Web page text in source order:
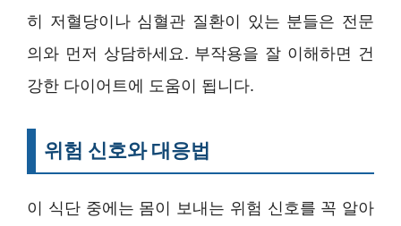
히 저혈당이나 심혈관 질환이 있는 분들은 전문
의와 먼저 상담하세요. 부작용을 잘 이해하면 건
강한 다이어트에 도움이 됩니다.
위험 신호와 대응법
이 식단 중에는 몸이 보내는 위험 신호를 꼭 알아